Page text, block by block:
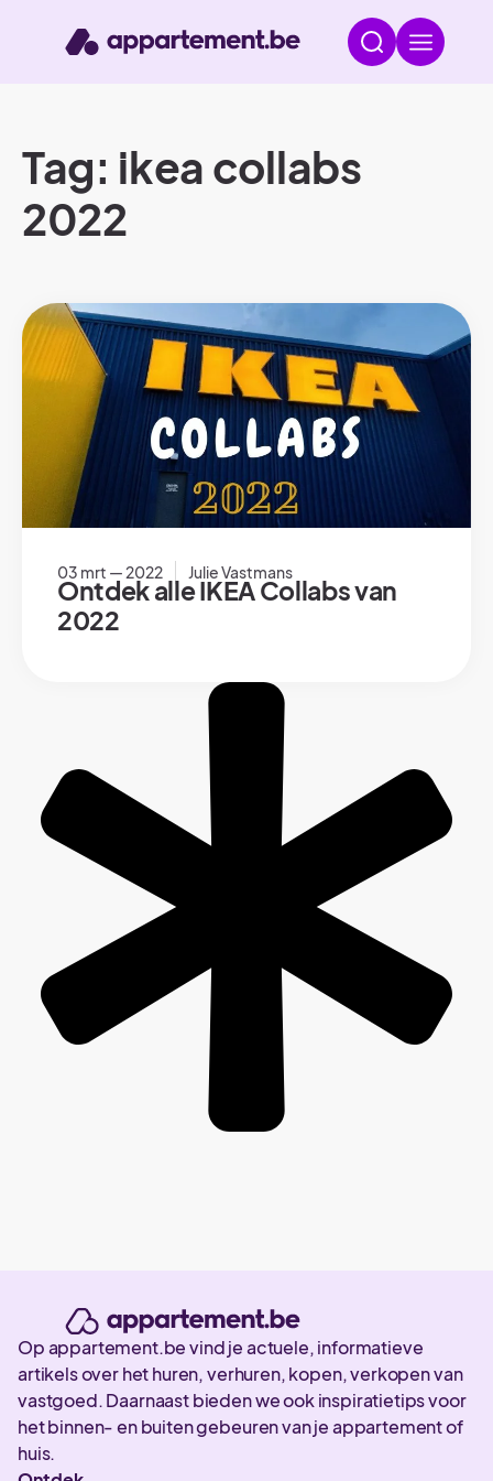
Tag: ikea collabs
2022
03 mrt — 2022 Julie Vastmans
Ontdek alle IKEA Collabs van
2022
Op appartement.be vind je actuele, informatieve
artikels over het huren, verhuren, kopen, verkopen van
vastgoed. Daarnaast bieden we ook inspiratietips voor
het binnen- en buiten gebeuren van je appartement of
huis.